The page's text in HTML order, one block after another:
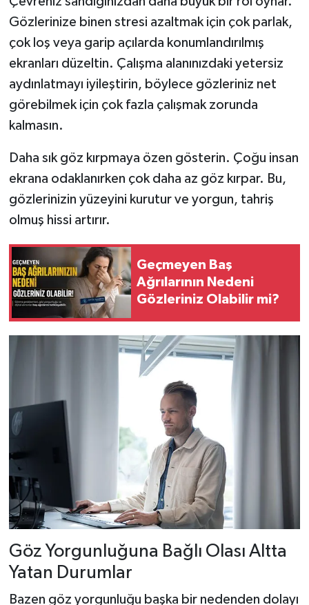
Gözlerinize binen stresi azaltmak için çok parlak,
çok loş veya garip açılarda konumlandırılmış
ekranları düzeltin. Çalışma alanınızdaki yetersiz
aydınlatmayı iyileştirin, böylece gözleriniz net
görebilmek için çok fazla çalışmak zorunda
kalmasın.
Daha sık göz kırpmaya özen gösterin. Çoğu insan
ekrana odaklanırken çok daha az göz kırpar. Bu,
gözlerinizin yüzeyini kurutur ve yorgun, tahriş
olmuş hissi artırır.
Geçmeyen Baş
Ağrılarının Nedeni
Gözleriniz Olabilir mi?
Göz Yorgunluğuna Bağlı Olası Altta
Yatan Durumlar
Bazen göz yorgunluğu başka bir nedenden dolayı